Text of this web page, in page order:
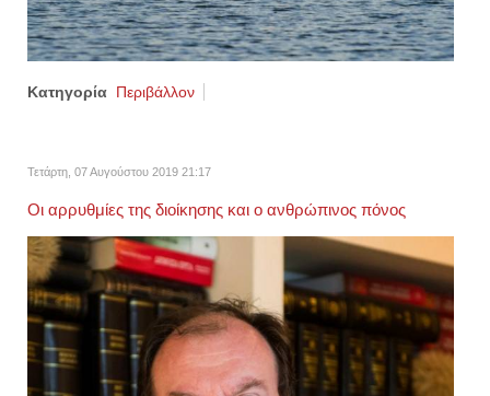
Κατηγορία Περιβάλλον
Τετάρτη, 07 Αυγούστου 2019 21:17
Οι αρρυθμίες της διοίκησης και ο ανθρώπινος πόνος